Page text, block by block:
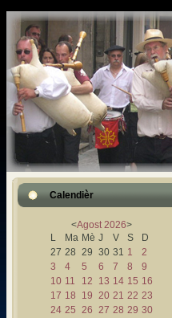
Calendièr
<Agost 2026>
L
Ma Mè J V S
D
27 28 29 30 31 1
2
3
4 5 6 7 8
9
10 11 12 13 14 15 16
17 18 19 20 21 22 23
24 25 26 27 28 29 30